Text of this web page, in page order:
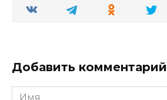
Добавить комментарий
Имя